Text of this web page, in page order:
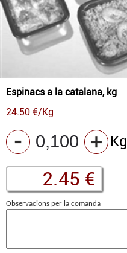
Espinacs a la catalana, kg
24.50 €/Kg
Kg
Observacions per la comanda